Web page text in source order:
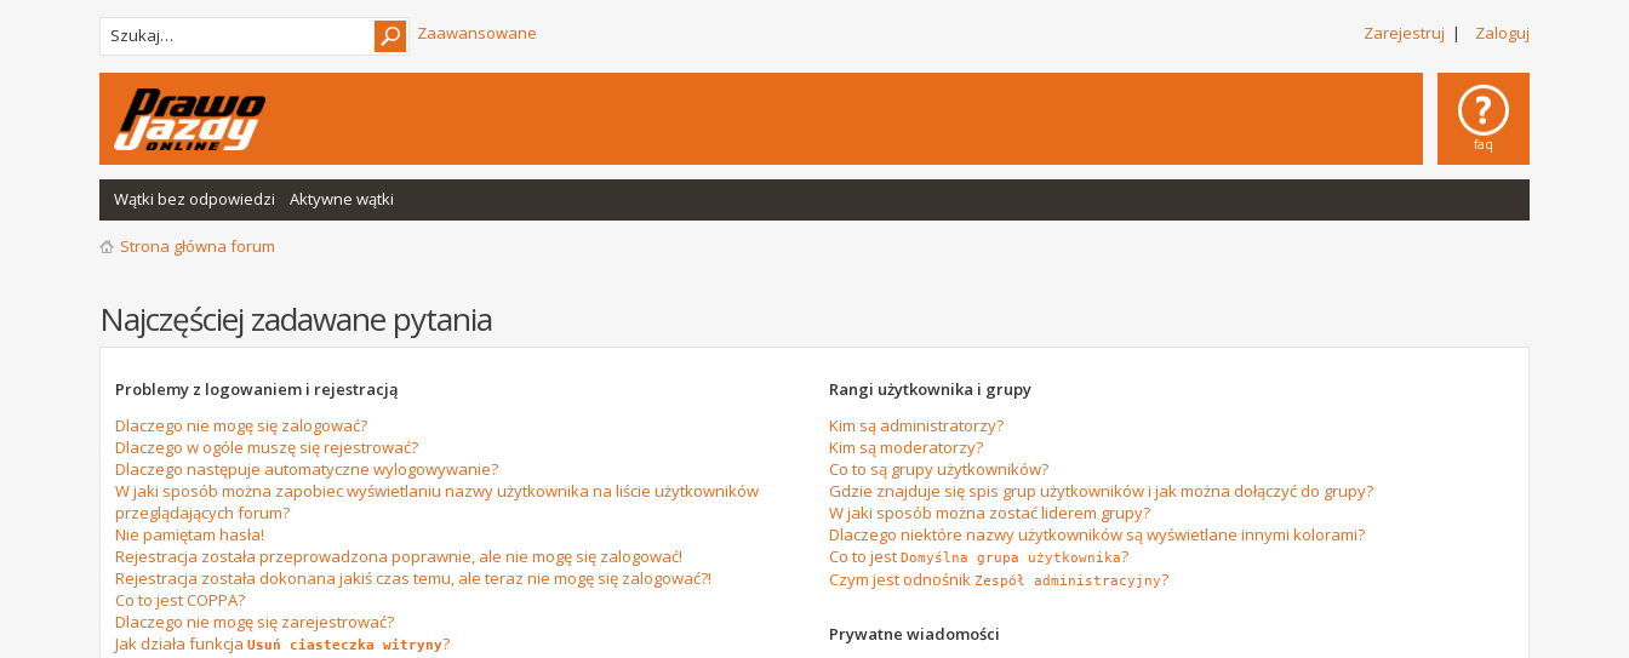
Zarejestruj | Zaloguj
Zaawansowane
faq
Wątki bez odpowiedzi Aktywne wątki
Strona główna forum
Najczęściej zadawane pytania
Problemy z logowaniem i rejestracją
Dlaczego nie mogę się zalogować?
Dlaczego w ogóle muszę się rejestrować?
Dlaczego następuje automatyczne wylogowywanie?
W jaki sposób można zapobiec wyświetlaniu nazwy użytkownika na liście użytkowników
przeglądających forum?
Nie pamiętam hasła!
Rejestracja została przeprowadzona poprawnie, ale nie mogę się zalogować!
Rejestracja została dokonana jakiś czas temu, ale teraz nie mogę się zalogować?!
Co to jest COPPA?
Dlaczego nie mogę się zarejestrować?
Jak działa funkcja Usuń ciasteczka witryny?
Rangi użytkownika i grupy
Kim są administratorzy?
Kim są moderatorzy?
Co to są grupy użytkowników?
Gdzie znajduje się spis grup użytkowników i jak można dołączyć do grupy?
W jaki sposób można zostać liderem grupy?
Dlaczego niektóre nazwy użytkowników są wyświetlane innymi kolorami?
Co to jest Domyślna grupa użytkownika?
Czym jest odnośnik Zespół administracyjny?
Prywatne wiadomości